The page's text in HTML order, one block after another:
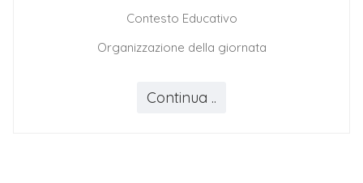
Contesto Educativo
Organizzazione della giornata
Continua ..